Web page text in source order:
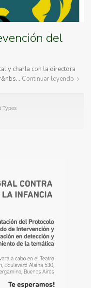
del
y charla con la directora
Continuar leyendo
Types